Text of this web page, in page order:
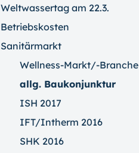
Weltwassertag am 22.3.
Betriebskosten
Sanitärmarkt
Wellness-Markt/-Branche
allg. Baukonjunktur
ISH 2017
IFT/Intherm 2016
SHK 2016